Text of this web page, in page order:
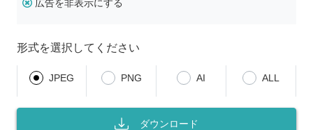
広告を非表示にする
形式を選択してください
JPEG PNG AI ALL
ダウンロード